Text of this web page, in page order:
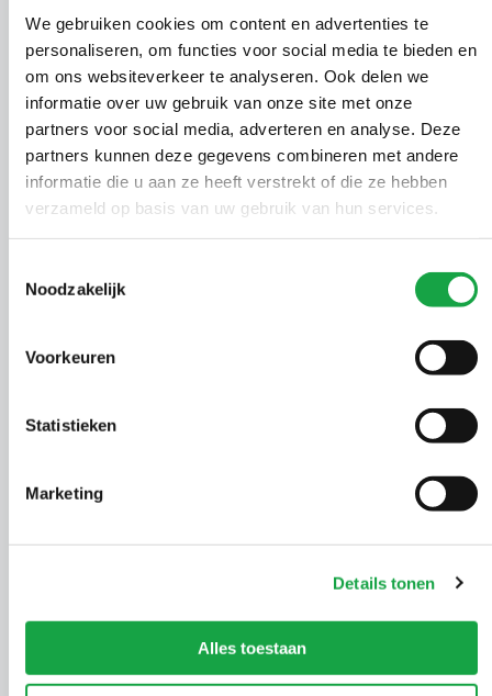
We gebruiken cookies om content en advertenties te
personaliseren, om functies voor social media te bieden en
om ons websiteverkeer te analyseren. Ook delen we
informatie over uw gebruik van onze site met onze
partners voor social media, adverteren en analyse. Deze
partners kunnen deze gegevens combineren met andere
informatie die u aan ze heeft verstrekt of die ze hebben
verzameld op basis van uw gebruik van hun services.
Noodzakelijk
Voorkeuren
Statistieken
Marketing
Details tonen
Alles toestaan
‘We hebben de Oranjepolder op verschillende
momenten en op verschillende manieren onderzocht’,
vertelt Giswinne van de Wijdeven als projectleider van
het project Risicogestuurde aanpak glastuinbouw. ‘In
januari hebben we met een drone gevlogen om
warmtebeelden te maken. Hierop zagen we meer dan
tien spots met verhoogde temperaturen. Die
droneboot van Aquon door de sloten gevaren. Dit
bootje meet nitraat en temperatuur. De meetresultaten
indirect gewasbeschermingsmiddelen.’
Tijdens de inventarisatiedag op 22 januari gingen we
‘Daarbij hebben we veel sloten gemeten met nette
verschillende locaties te hoge waardes gevonden van
nitraat, waarvan één zeer ernstige. De norm die we
een locatie vonden we bijna 270 mg/l NO3-N. De
meetresultaten van de droneboot moeten nog
verwerkt worden.’